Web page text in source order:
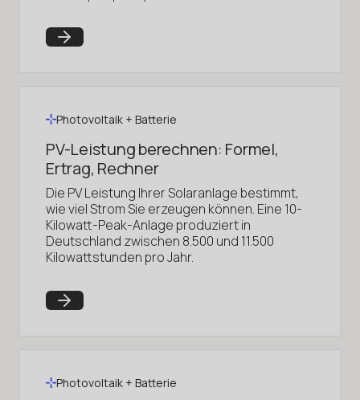
Photovoltaik + Batterie
PV-Leistung berechnen: Formel,
Ertrag, Rechner
Die PV Leistung Ihrer Solaranlage bestimmt,
wie viel Strom Sie erzeugen können. Eine 10-
Kilowatt-Peak-Anlage produziert in
Deutschland zwischen 8.500 und 11.500
Kilowattstunden pro Jahr.
Photovoltaik + Batterie